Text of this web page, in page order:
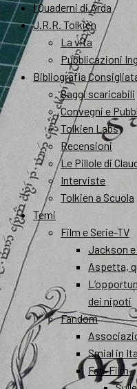
I Quaderni di Arda
J.R.R. Tolkien
La vita
Pubblicazioni
Bibliografia
Saggi scaricabili
Convegni e
Tolkien Labs
Recensioni
Le Pillole di
Interviste
Tolkien a Scuola
Temi
Film e Serie-TV
Jackson e
Aspetta,
dei nipoti
Fandom
Smial in
Fan-Film